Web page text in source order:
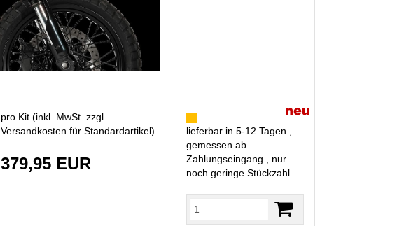
pro Kit (inkl. MwSt. zzgl.
Versandkosten für Standardartikel)
379,95 EUR
lieferbar in 5-12 Tagen ,
gemessen ab
Zahlungseingang , nur
noch geringe Stückzahl